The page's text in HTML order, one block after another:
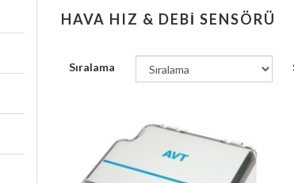
HAVA HIZ & DEBI SENSÖRÜ
Sıralama